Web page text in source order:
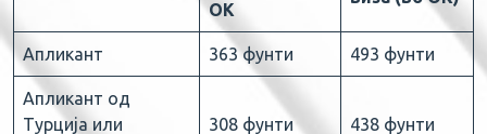
ОК
Апликант 363 фунти 493 фунти
Апликант од
Турција или
308 фунти 438 фунти